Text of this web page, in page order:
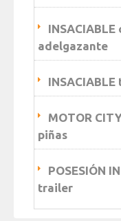
adelgazante
MOTOR
piñas
POSESIÓN
trailer